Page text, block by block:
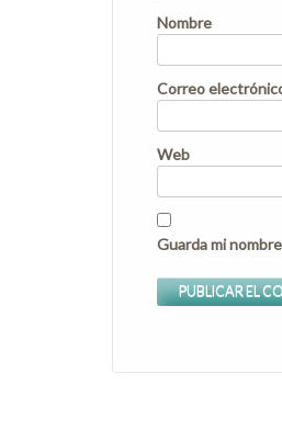
Nombre
Correo
Web
Guarda mi